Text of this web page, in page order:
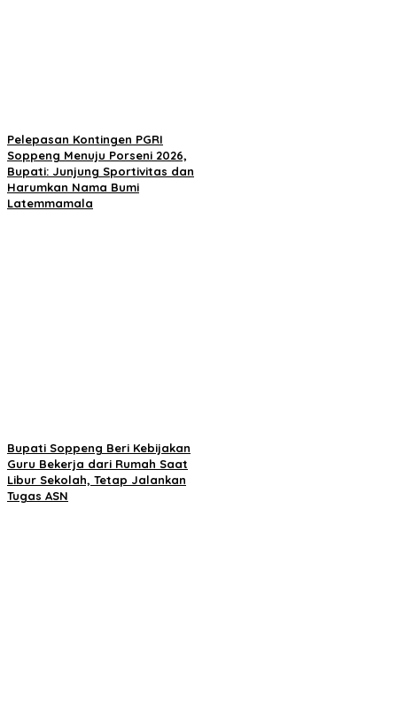
Pelepasan Kontingen PGRI
Soppeng Menuju Porseni 2026,
Bupati: Junjung Sportivitas dan
Harumkan Nama Bumi
Latemmamala
Bupati Soppeng Beri Kebijakan
Guru Bekerja dari Rumah Saat
Libur Sekolah, Tetap Jalankan
Tugas ASN